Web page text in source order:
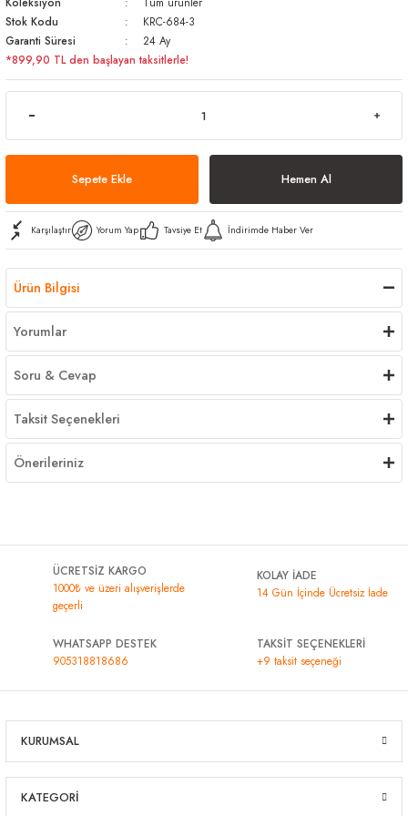
Bezler
Stok Kodu
KRC-684-3
Garanti Süresi
24 Ay
*899,90 TL den başlayan taksitlerle!
Sepete Ekle Hemen Al
Karşılaştır Yorum Yap Tavsiye Et İndirimde Haber Ver
Ürün Bilgisi
Yorumlar
Soru & Cevap
Taksit Seçenekleri
Önerileriniz
ÜCRETSİZ KARGO
1000₺ ve üzeri alışverişlerde
geçerli
KOLAY İADE
14 Gün İçinde Ücretsiz İade
WHATSAPP DESTEK
905318818686
TAKSİT SEÇENEKLERİ
+9 taksit seçeneği
KURUMSAL
KATEGORİ